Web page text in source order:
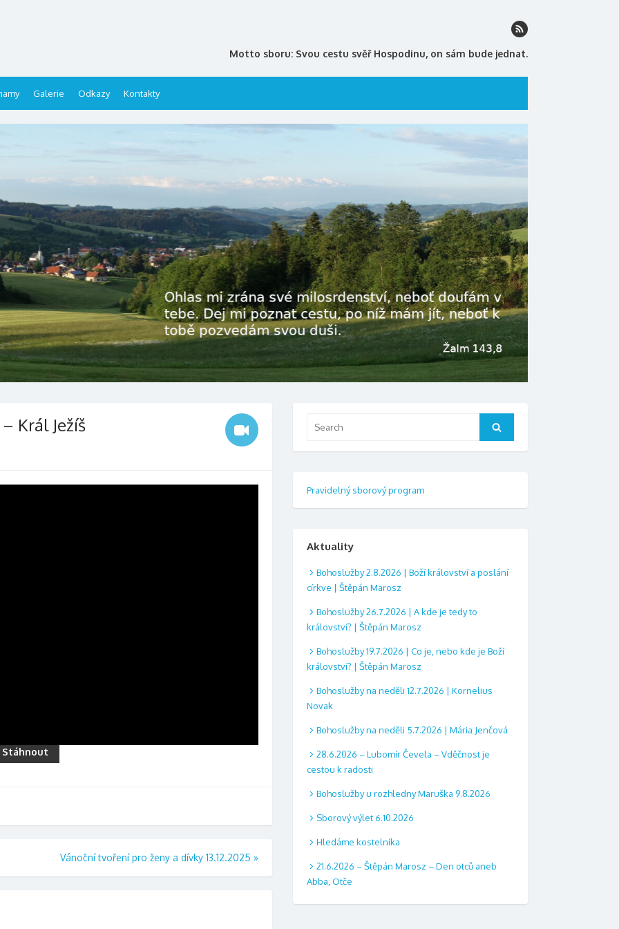
Motto sboru: Svou cestu svěř Hospodinu, on sám bude jednat.
Galerie Odkazy Kontakty
Král Ježíš
Stáhnout
Vánoční tvoření pro ženy a dívky 13.12.2025 »
Search
Pravidelný sborový program
Aktuality
Bohoslužby 2.8.2026 | Boží království a poslání
církve | Štěpán Marosz
Bohoslužby 26.7.2026 | A kde je tedy to
království? | Štěpán Marosz
Bohoslužby 19.7.2026 | Co je, nebo kde je Boží
království? | Štěpán Marosz
Bohoslužby na neděli 12.7.2026 | Kornelius
Novak
Bohoslužby na neděli 5.7.2026 | Mária Jenčová
28.6.2026 – Lubomír Čevela – Vděčnost je
cestou k radosti
Bohoslužby u rozhledny Maruška 9.8.2026
Sborový výlet 6.10.2026
Hledáme kostelníka
21.6.2026 – Štěpán Marosz – Den otců aneb
Abba, Otče